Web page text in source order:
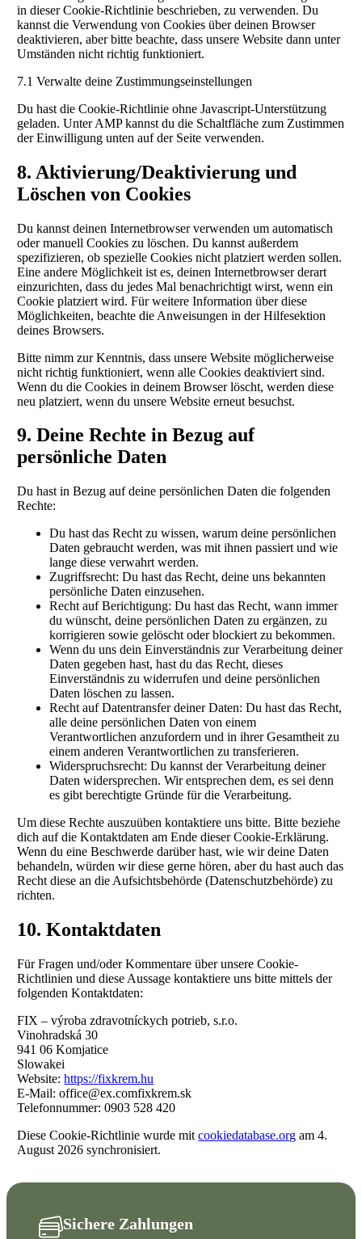
in dieser Cookie-Richtlinie beschrieben, zu verwenden. Du
kannst die Verwendung von Cookies über deinen Browser
deaktivieren, aber bitte beachte, dass unsere Website dann unter
Umständen nicht richtig funktioniert.
7.1 Verwalte deine Zustimmungseinstellungen
Du hast die Cookie-Richtlinie ohne Javascript-Unterstützung
geladen. Unter AMP kannst du die Schaltfläche zum Zustimmen
der Einwilligung unten auf der Seite verwenden.
8. Aktivierung/Deaktivierung und
Löschen von Cookies
Du kannst deinen Internetbrowser verwenden um automatisch
oder manuell Cookies zu löschen. Du kannst außerdem
spezifizieren, ob spezielle Cookies nicht platziert werden sollen.
Eine andere Möglichkeit ist es, deinen Internetbrowser derart
einzurichten, dass du jedes Mal benachrichtigt wirst, wenn ein
Cookie platziert wird. Für weitere Information über diese
Möglichkeiten, beachte die Anweisungen in der Hilfesektion
deines Browsers.
Bitte nimm zur Kenntnis, dass unsere Website möglicherweise
nicht richtig funktioniert, wenn alle Cookies deaktiviert sind.
Wenn du die Cookies in deinem Browser löscht, werden diese
neu platziert, wenn du unsere Website erneut besuchst.
9. Deine Rechte in Bezug auf
persönliche Daten
Du hast in Bezug auf deine persönlichen Daten die folgenden
Rechte:
Du hast das Recht zu wissen, warum deine persönlichen
Daten gebraucht werden, was mit ihnen passiert und wie
lange diese verwahrt werden.
Zugriffsrecht: Du hast das Recht, deine uns bekannten
persönliche Daten einzusehen.
Recht auf Berichtigung: Du hast das Recht, wann immer
du wünscht, deine persönlichen Daten zu ergänzen, zu
korrigieren sowie gelöscht oder blockiert zu bekommen.
Wenn du uns dein Einverständnis zur Verarbeitung deiner
Daten gegeben hast, hast du das Recht, dieses
Einverständnis zu widerrufen und deine persönlichen
Daten löschen zu lassen.
Recht auf Datentransfer deiner Daten: Du hast das Recht,
alle deine persönlichen Daten von einem
Verantwortlichen anzufordern und in ihrer Gesamtheit zu
einem anderen Verantwortlichen zu transferieren.
Widerspruchsrecht: Du kannst der Verarbeitung deiner
Daten widersprechen. Wir entsprechen dem, es sei denn
es gibt berechtigte Gründe für die Verarbeitung.
Um diese Rechte auszuüben kontaktiere uns bitte. Bitte beziehe
dich auf die Kontaktdaten am Ende dieser Cookie-Erklärung.
Wenn du eine Beschwerde darüber hast, wie wir deine Daten
behandeln, würden wir diese gerne hören, aber du hast auch das
Recht diese an die Aufsichtsbehörde (Datenschutzbehörde) zu
richten.
10. Kontaktdaten
Für Fragen und/oder Kommentare über unsere Cookie-
Richtlinien und diese Aussage kontaktiere uns bitte mittels der
folgenden Kontaktdaten:
FIX – výroba zdravotníckych potrieb, s.r.o.
Vinohradská 30
941 06 Komjatice
Slowakei
Website:https://fixkrem.hu
E-Mail:office@ex.comfixkrem.sk
Telefonnummer: 0903 528 420
Diese Cookie-Richtlinie wurde mitcookiedatabase.org am 4.
August 2026 synchronisiert.
Sichere Zahlungen